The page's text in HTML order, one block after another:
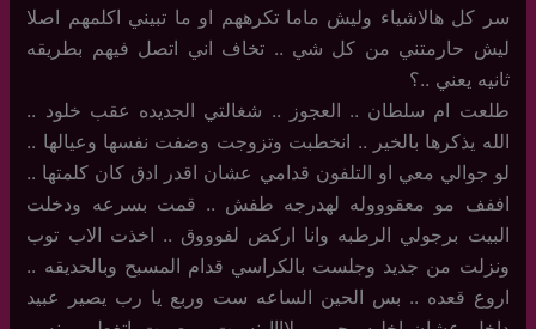
سر كل هالاشياء وليش ماما تكرههم او ما تبيني اكلمهم اصلا
ليش حارمتني من كل شي .. تخاف اني اتصل فيهم بطريقه
ثانيه يعني ..؟
طلعت ام سلطان .. العجوز .. شغالتي الجديده عقب خلود ..
الله يذكرها بالخير .. انخطبت وتزوجت وضفت نفسها وعيالها ..
لو جوالي معي او التلفون قدامي عشان اقدر ادق كان كلمتها ..
اففف مو معقوووله لهدرجه طفش .. قمت بسرعه ودخلت
البيت برجولي الرطبه وانا اركض لفوووق .. اخذت الاب توب
ونزلت من جديد وجلست بالكراسي قدام المسبح وبالحديقه ..
اروع قعده .. بس الحين الساعه ست وربع يا رب يصير عبيد